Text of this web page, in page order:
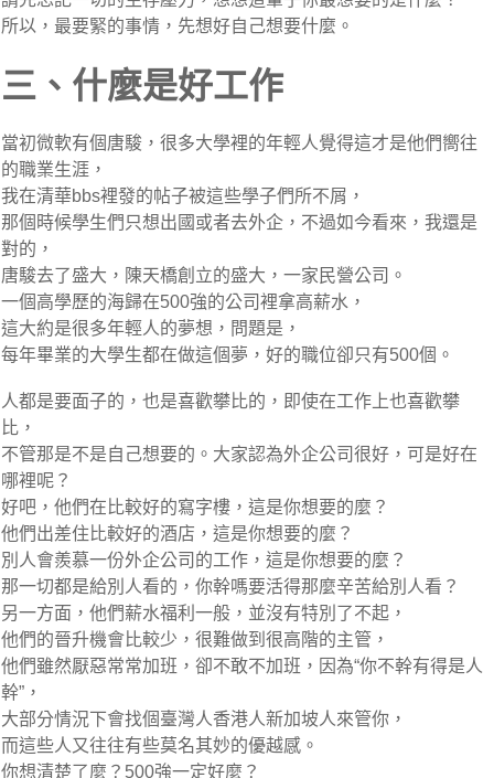
所以，最要緊的事情，先想好自己想要什麼。
三、什麼是好工作
當初微軟有個唐駿，很多大學裡的年輕人覺得這才是他們嚮往
的職業生涯，
我在清華bbs裡發的帖子被這些學子們所不屑，
那個時候學生們只想出國或者去外企，不過如今看來，我還是
對的，
唐駿去了盛大，陳天橋創立的盛大，一家民營公司。
一個高學歷的海歸在500強的公司裡拿高薪水，
這大約是很多年輕人的夢想，問題是，
每年畢業的大學生都在做這個夢，好的職位卻只有500個。
人都是要面子的，也是喜歡攀比的，即使在工作上也喜歡攀
比，
不管那是不是自己想要的。大家認為外企公司很好，可是好在
哪裡呢？
好吧，他們在比較好的寫字樓，這是你想要的麼？
他們出差住比較好的酒店，這是你想要的麼？
別人會羨慕一份外企公司的工作，這是你想要的麼？
那一切都是給別人看的，你幹嗎要活得那麼辛苦給別人看？
另一方面，他們薪水福利一般，並沒有特別了不起，
他們的晉升機會比較少，很難做到很高階的主管，
他們雖然厭惡常常加班，卻不敢不加班，因為“你不幹有得是人
幹”，
大部分情況下會找個臺灣人香港人新加坡人來管你，
而這些人又往往有些莫名其妙的優越感。
你想清楚了麼？500強一定好麼？